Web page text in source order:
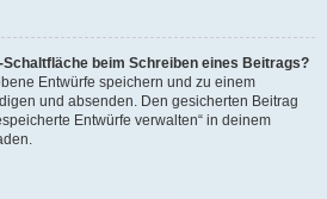
beim Schreiben eines Beitrags?
Entwürfe speichern und zu einem
und absenden. Den gesicherten Beitrag
Entwürfe verwalten“ in deinem